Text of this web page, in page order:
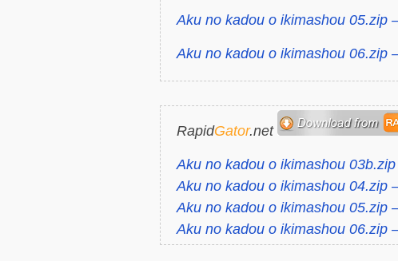
Aku no kadou o ikimashou 05.zip
Aku no kadou o ikimashou 06.zip
RapidGator.net
Aku no kadou o ikimashou
Aku no kadou o ikimashou 04.zip
Aku no kadou o ikimashou 05.zip
Aku no kadou o ikimashou 06.zip